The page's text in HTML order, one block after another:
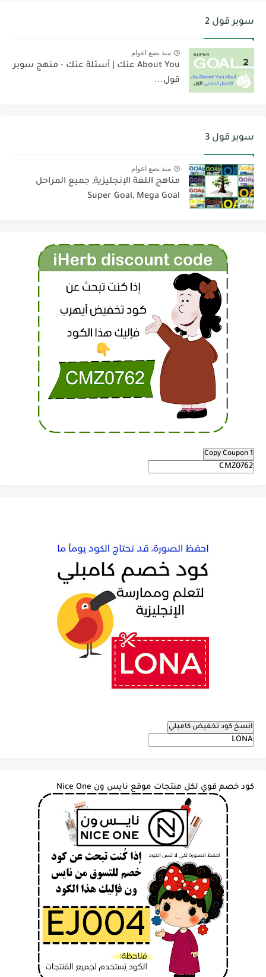
سوبر قول 2
منذ بضع اعوام
About You عنك | أسئلة عنك - منهج سوبر
قول...
سوبر قول 3
منذ بضع اعوام
مناهج اللغة الإنجليزية, جميع المراحل
Super Goal, Mega Goal
Copy Coupon 1
انسخ كود تخفيض كامبلي
كود خصم قوي لكل منتجات موقع نايس ون Nice One